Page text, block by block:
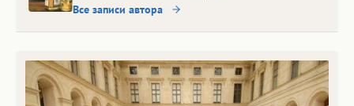
Все записи автора